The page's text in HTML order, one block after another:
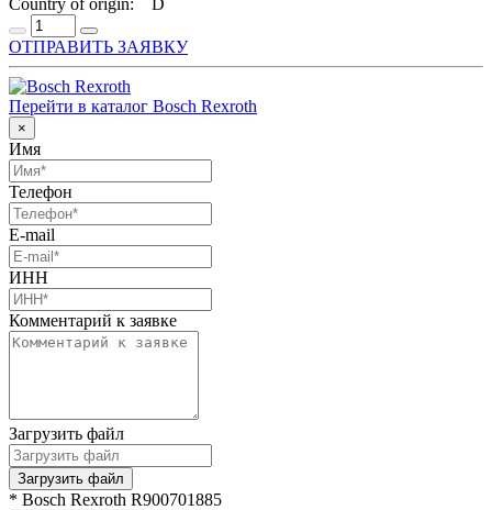
ОТПРАВИТЬ ЗАЯВКУ
Перейти в каталог Bosch Rexroth
×
Имя
Телефон
E-mail
ИНН
Комментарий к заявке
Загрузить файл
Загрузить файл
* Bosch Rexroth R900701885